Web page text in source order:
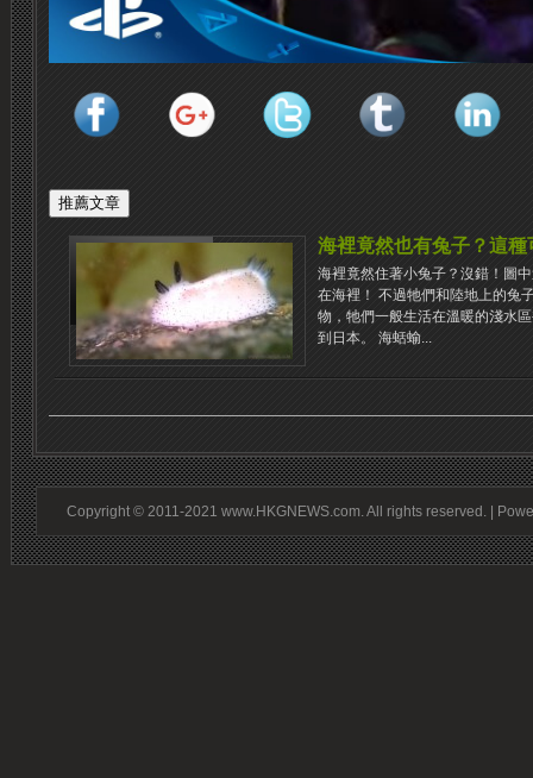
海裡竟然也有兔子？這
海裡竟然住著小兔子？沒錯！圖
在海裡！ 不過牠們和陸地上的兔
物，牠們一般生活在溫暖的淺水
到日本。 海蛞蝓...
Copyright © 2011-2021 www.HKGNEWS.com. All rights reserved. |